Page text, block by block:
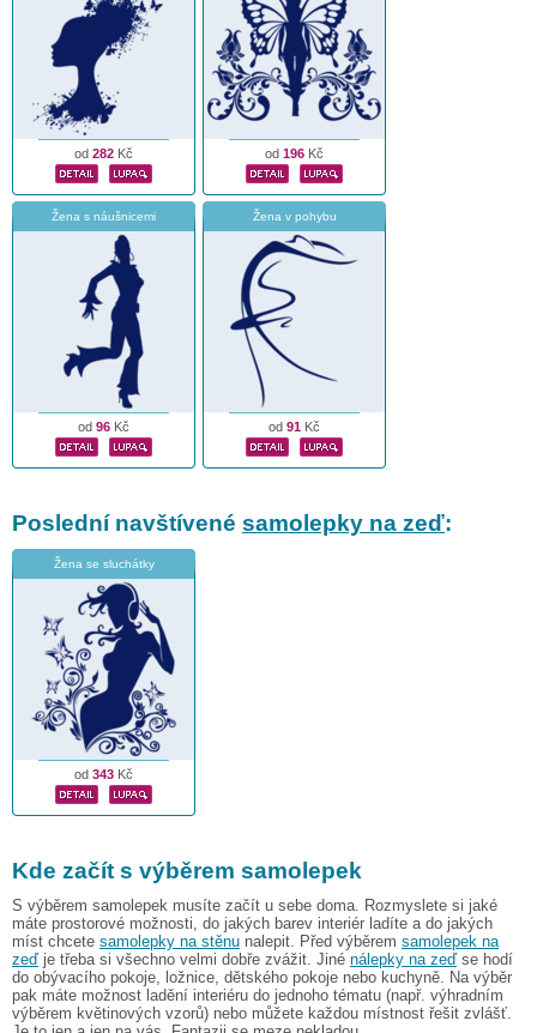
od 282 Kč od 196 Kč
Žena s náušnicemi
od 96 Kč
Žena v pohybu
od 91 Kč
Poslední navštívené samolepky na zeď:
Žena se sluchátky
od 343 Kč
Kde začít s výběrem samolepek
S výběrem samolepek musíte začít u sebe doma. Rozmyslete si jaké
máte prostorové možnosti, do jakých barev interiér ladíte a do jakých
míst chcete samolepky na stěnu nalepit. Před výběrem samolepek na
zeďje třeba si všechno velmi dobře zvážit. Jiné nálepky na zeďse hodí
do obývacího pokoje, ložnice, dětského pokoje nebo kuchyně. Na výběr
pak máte možnost ladění interiéru do jednoho tématu (např. výhradním
výběrem květinových vzorů) nebo můžete každou místnost řešit zvlášť.